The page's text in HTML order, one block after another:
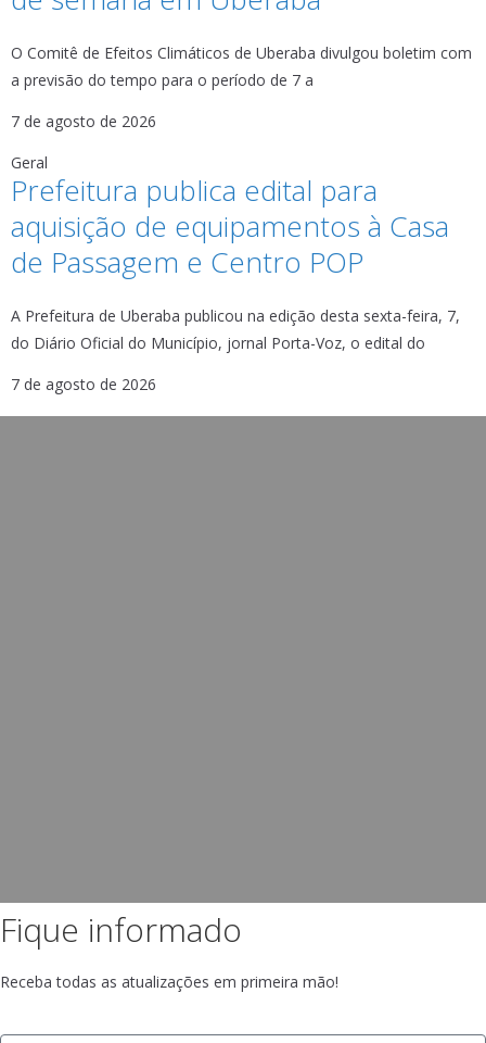
O Comitê de Efeitos Climáticos de Uberaba divulgou boletim com
a previsão do tempo para o período de 7 a
7 de agosto de 2026
Geral
Prefeitura publica edital para
aquisição de equipamentos à Casa
de Passagem e Centro POP
A Prefeitura de Uberaba publicou na edição desta sexta-feira, 7,
do Diário Oficial do Município, jornal Porta-Voz, o edital do
7 de agosto de 2026
Fique informado
Receba todas as atualizações em primeira mão!